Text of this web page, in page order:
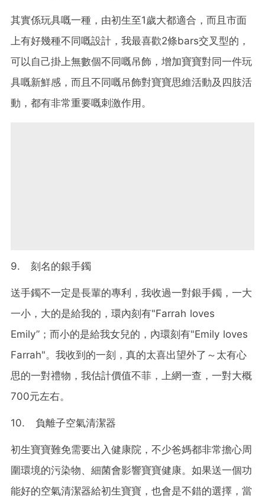
其實係玩具嘅一種，由初生至1歲大都適合，而且市面
上有好幾種不同嘅設計，我最喜歡2條bars交叉型的，
可以自己掛上無數個不同嘅吊飾，增加寶寶對同一件玩
具嘅新鮮感，而且不同嘅吊飾對寶寶思維活動及四肢活
動，都有非常重要嘅刺激作用。
9. 刻名的銀手鐲
送手鐲不一定是長輩的專利，我收過一對銀手鐲，一大
一小，大的是給我的，環內刻有"Farrah loves
Emily”；而小的是給我女兒的，內環刻有"Emily loves
Farrah"。我收到的一刻，真的太喜出望外了～太有心
思的一對禮物，我估計價值不菲，上網一查，一對大概
700元左右。
10. 負離子空氣清潔器
初生寶寶難免需要出入健康院，不少爸媽都非常擔心周
圍環境的污染物、細菌會影響寶寶健康。如果送一個功
能好的空氣清潔器給初生寶寶，也會是不錯的選擇，當